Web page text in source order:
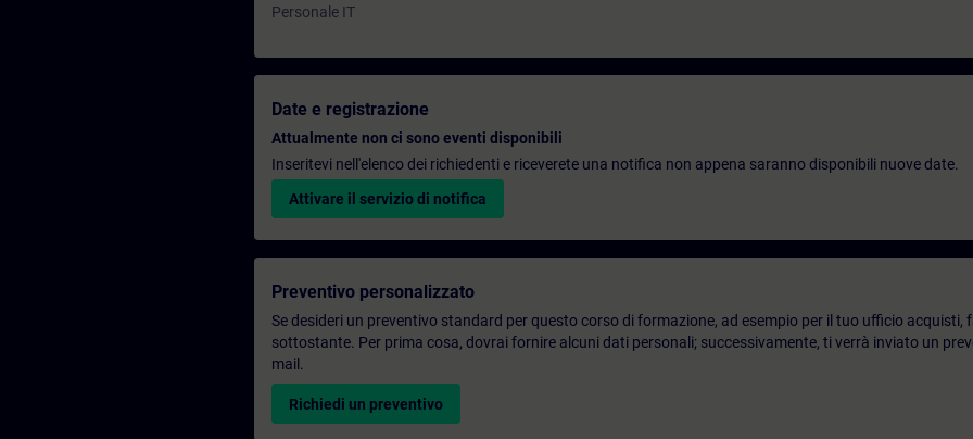
Personale IT
Date e registrazione
Attualmente non ci sono eventi disponibili
Inseritevi nell'elenco dei richiedenti e riceverete una notifica non appena saranno disponibili nuove date.
Attivare il servizio di notifica
Preventivo personalizzato
Se desideri un preventivo standard per questo corso di formazione, ad esempio per il tuo ufficio acquisti,
sottostante. Per prima cosa, dovrai fornire alcuni dati personali; successivamente, ti verrà inviato un
mail.
Richiedi un preventivo